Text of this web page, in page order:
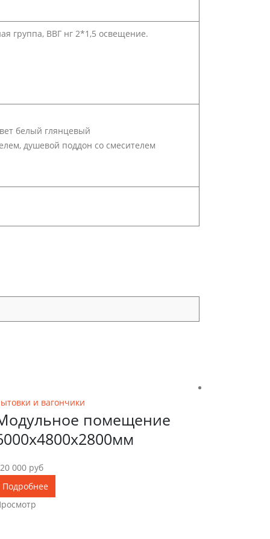
группа, ВВГ нг 2*1,5 освещение.
белый глянцевый
душевой поддон со смесителем
и вагончики
помещение
000 руб
Подробнее